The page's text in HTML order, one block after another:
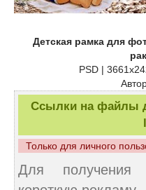
Детская рамка для
PSD |
Ссылки на файлы
Только для личного
Для получения